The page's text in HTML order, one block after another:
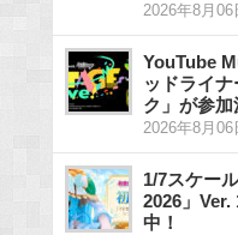
2026年8月06
YouTube
ッドライ
ク」が参加
2026年8月06
1/7スケー
2026」Ver.
中！